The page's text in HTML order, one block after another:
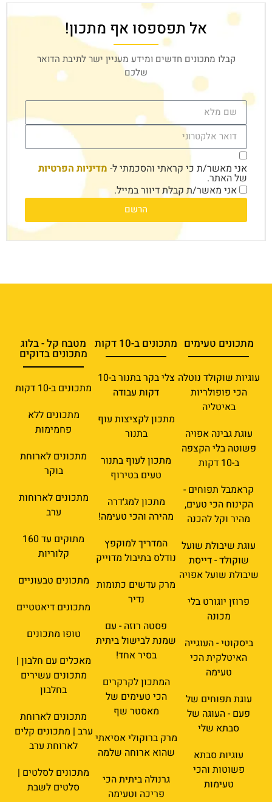
אל תפספסו אף מתכון!
קבלו מתכונים חדשים ומידע מעניין ישר לתיבת הדואר
שלכם
אני מאשר/ת כי קראתי והסכמתי ל- מדיניות הפרטיות
של האתר.
אני מאשר/ת קבלת דיוור במייל.
הרשם
מתכונים טעימים
עוגיות שוקולד נוטלה
הכי פופולריות
באיטליה
עוגת גבינה אפויה
פשוטה בלי הקצפה
ב-10 דקות
קראמבל תפוחים -
הקינוח הכי טעים,
מהיר וקל להכנה
עוגת שיבולת שועל
שוקולד - דייסת
שיבולת שועל אפויה
פרוזן יוגורט בלי
מכונה
ביסקוטי - העוגייה
האיטלקית הכי
טעימה
עוגת תפוחים של
פעם - העוגה של
סבתא שלי
עוגיות סבתא
פשוטות והכי
טעימות
מתכונים ב-10 דקות
צלי בקר בתנור ב-10
דקות עבודה
מתכון לקציצות עוף
בתנור
מתכון לעוף בתנור
טעים בטירוף
מתכון למג׳דרה
מהירה והכי טעימה!
המדריך למוקפץ
נודלס בתיבול מדוייק
מרק עדשים כתומות
נדיר
פסטה רוזה - עם
שמנת לבישול ביתית
בסיר אחד!
המתכון לקרקרים
הכי טעימים של
מאסטר שף
מרק ברוקולי אסיאתי
שהוא ארוחה שלמה
גרנולה ביתית הכי
פריכה וטעימה
מטבח קל - בלוג
מתכונים בדוקים
מתכונים ב-10 דקות
מתכונים ללא
פחמימות
מתכונים לארוחת
בוקר
מתכונים לארוחות
ערב
מתוקים עד 160
קלוריות
מתכונים טבעוניים
מתכונים דיאטטיים
טופו מתכונים
מאכלים עם חלבון |
מתכונים עשירים
בחלבון
מתכונים לארוחת
ערב | מתכונים קלים
לארוחת ערב
מתכונים לסלטים |
סלטים לשבת